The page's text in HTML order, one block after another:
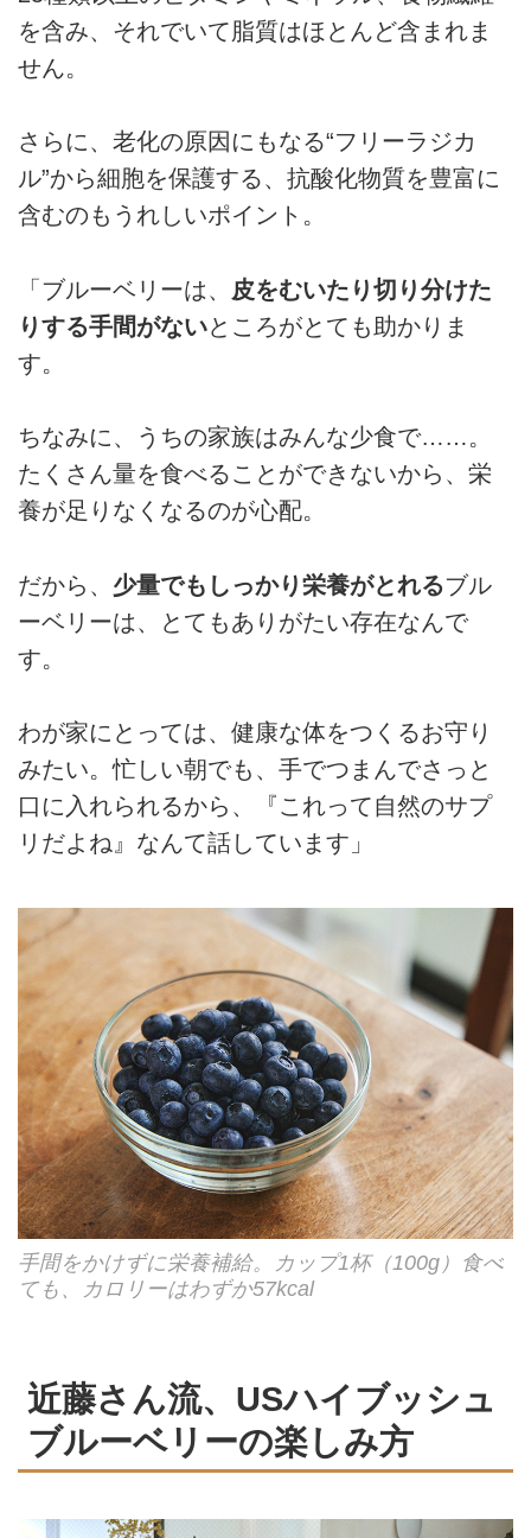
を含み、それでいて脂質はほとんど含まれま
せん。
さらに、老化の原因にもなる“フリーラジカ
ル”から細胞を保護する、抗酸化物質を豊富に
含むのもうれしいポイント。
「ブルーベリーは、 皮をむいたり切り分けた
りする手間がないところがとても助かりま
す。
ちなみに、うちの家族はみんな少食で……。
たくさん量を食べることができないから、栄
養が足りなくなるのが心配。
だから、 少量でもしっかり栄養がとれるブル
ーベリーは、とてもありがたい存在なんで
す。
わが家にとっては、健康な体をつくるお守り
みたい。忙しい朝でも、手でつまんでさっと
口に入れられるから、『これって自然のサプ
リだよね』なんて話しています」
手間をかけずに栄養補給。カップ1杯（100g）食べ
ても、カロリーはわずか57kcal
近藤さん流、USハイブッシュ
ブルーベリーの楽しみ方